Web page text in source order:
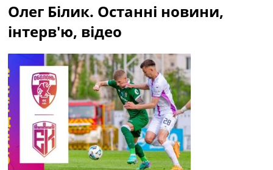
Рейтинг країн УЄФА
Рейтинг клубів УЄФА
Рейтинг ФІФА
Телепрограма
RU
UA
Categories
Головна
Новини футболу
Відео
Олег Білик. Останні новини,
інтерв'ю, відео